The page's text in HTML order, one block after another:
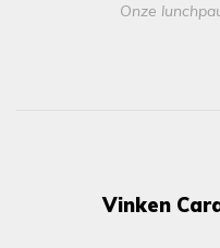
Onze
Vinken